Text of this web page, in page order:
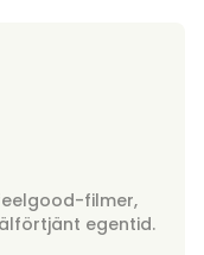
filmer,
egentid.